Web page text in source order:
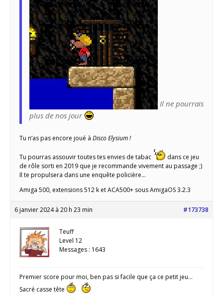
Il ne pourrais
plus de nos jour
Tu n’as pas encore joué à Disco Elysium !
Tu pourras assouvir toutes tes envies de tabac
dans ce jeu
de rôle sorti en 2019 que je recommande vivement au passage ;)
Il te propulsera dans une enquête policière…
Amiga 500, extensions 512 k et ACA500+ sous AmigaOS 3.2.3
6 janvier 2024 à 20 h 23 min #173738
Teuff
Level 12
Messages : 1643
Premier score pour moi, ben pas si facile que ça ce petit jeu…
Sacré casse tête